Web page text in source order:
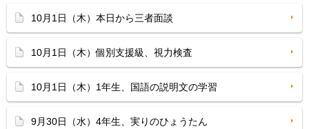
10月1日（木）本日から三者面談
10月1日（木）個別支援級、視力検査
10月1日（木）1年生、国語の説明文の学習
9月30日（水）4年生、実りのひょうたん